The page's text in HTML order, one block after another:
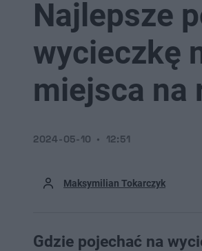
Najlepsze
wycieczkę
miejsca na
Maksymilian Tokarczyk
2024-05-10 12:51
Gdzie pojechać na